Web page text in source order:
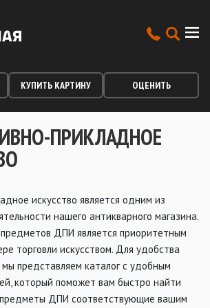
КУПИТЬ КАРТИНУ ОЦЕНИТЬ
ПРИКЛАДНОЕ
искусство является одним из
нашего антикварного магазина.
ДПИ является приоритетным
торговли искусством. Для удобства
представляем каталог с удобным
который поможет вам быстро найти
ДПИ соответствующие вашим